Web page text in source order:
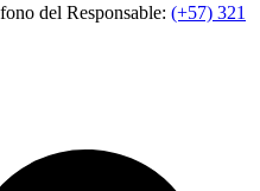
del Responsable: (+57) 321